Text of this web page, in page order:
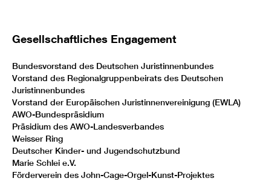
Gesellschaftliches Engagement
Bundesvorstand des Deutschen Juristinnenbundes
Vorstand des Regionalgruppenbeirats des Deutschen
Juristinnenbundes
Vorstand der Europäischen Juristinnenvereinigung (EWLA)
AWO-Bundespräsidium
Präsidium des AWO-Landesverbandes
Weisser Ring
Deutscher Kinder- und Jugendschutzbund
Marie Schlei e.V.
Förderverein des John-Cage-Orgel-Kunst-Projektes